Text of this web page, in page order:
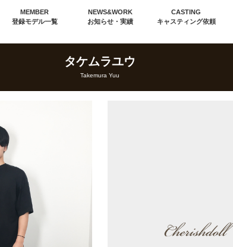
MEMBER
登録モデル一覧
NEWS&WORK
お知らせ・実績
CASTING
キャスティング依頼
タケムラユウ
Takemura Yuu